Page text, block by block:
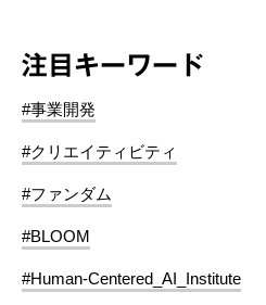
注目キーワード
#事業開発
#クリエイティビティ
#ファンダム
#BLOOM
#Human-Centered_AI_Institute